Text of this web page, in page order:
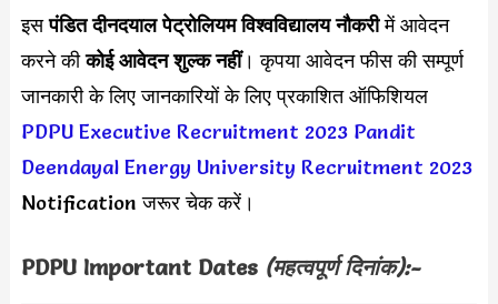
इसपंडित दीनदयाल पेट्रोलियम विश्वविद्यालय नौकरीमें आवेदन
करने कीकोई आवेदन शुल्क नहीं। कृपया आवेदन फीस की सम्पूर्ण
जानकारी के लिए जानकारियों के लिए प्रकाशित ऑफिशियल
PDPU Executive Recruitment 2023 Pandit
Deendayal Energy University Recruitment 2023
Notification जरूर चेक करें।
PDPU Important Dates (महत्वपूर्ण दिनांक):-